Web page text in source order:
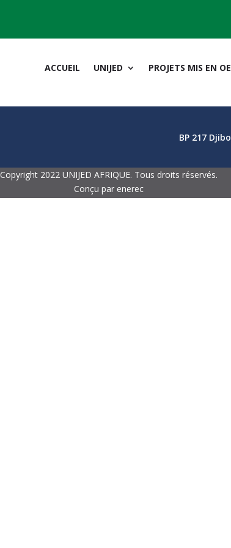
ACCUEIL UNIJED PROJETS MIS EN
BP 217
Copyright 2022 UNIJED AFRIQUE. Tous droits réservés.
Conçu par enerec